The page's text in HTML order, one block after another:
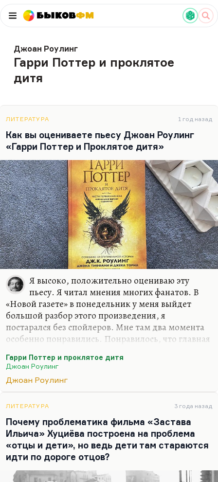
БыковФМ
Джоан Роулинг
Гарри Поттер и проклятое
дитя
ЛИТЕРАТУРА 1 год назад
Как вы оцениваете пьесу Джоан Роулинг
«Гарри Поттер и Проклятое дитя»
Я высоко, положительно оцениваю эту
пьесу. Я читал мнения многих фанатов. В
«Новой газете» в понедельник у меня выйдет
большой разбор этого произведения, я
постарался без спойлеров. Мне там два момента
особенно понравились. Понравилось, что главная
Миледи не было. Не сочтите это за спойлер, это
для меня важно. Ну и потом, какие спойлеры?
Всё это давно напечатано в Сети.
Что касается второго важного для меня открытия.
бессилия, когда ты понимаешь, что ты хочешь
мальчика своего или девочку защитить от боли, а
Дамблдор с портрета отвечает: «Боль должна
прийти. И она придёт». И тогда почти
буквально…
Гарри Поттер и проклятое дитя
Джоан Роулинг
Джоан Роулинг
ЛИТЕРАТУРА 3 года назад
Почему проблематика фильма «Застава
Ильича» Хуциёва построена на проблема
«отцы и дети», но ведь дети там стараются
идти по дороге отцов?